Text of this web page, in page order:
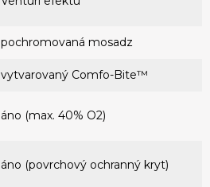
pochromovaná mosadz
vytvarovaný Comfo-Bite™
áno (max. 40% O2)
áno (povrchový ochranný kryt)